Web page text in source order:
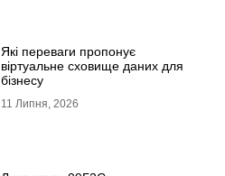
Які переваги пропонує
віртуальне сховище даних для
бізнесу
11 Липня, 2026